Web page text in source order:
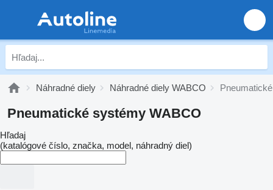
Náhradné diely Náhradné diely WABCO
Pneumatické systémy WABCO
Hľadaj
(katalógové číslo, značka, model, náhradný diel)